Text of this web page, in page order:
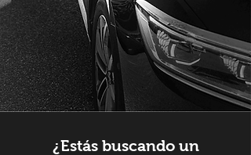
¿Estás buscando un